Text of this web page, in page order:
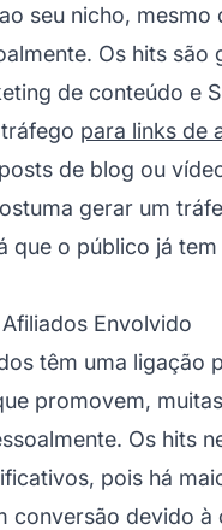
seu nicho, mesmo
Os hits são
de conteúdo e
para links de
de blog ou
gerar um
que o público já
Envolvido
têm uma ligação
promovem,
Os hits
pois há
conversão devido à